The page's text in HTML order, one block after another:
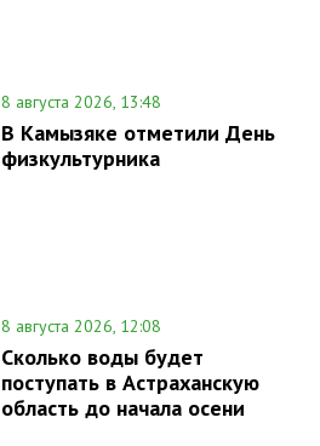
8 августа 2026, 13:48
В Камызяке отметили День
физкультурника
8 августа 2026, 12:08
Сколько воды будет
поступать в Астраханскую
область до начала осени